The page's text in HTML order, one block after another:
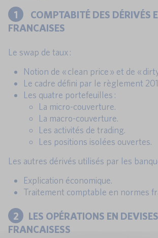
1
COMPTABITÉ DES DÉRIVÉS
FRANCAISES
Le swap de taux :
Notion de « clean price » et de «
Le cadre défini par le règlement
Les quatre portefeuilles :
La micro-couverture.
La macro-couverture.
Les activités de trading.
Les positions isolées ouvertes.
Les autres dérivés utilisés par les
Explication économique.
Traitement comptable en normes
2
LES OPÉRATIONS EN
FRANCAISESS